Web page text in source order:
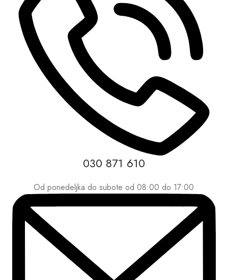
030 871 610
Od ponedeljka do subote od 08:00 do 17:00